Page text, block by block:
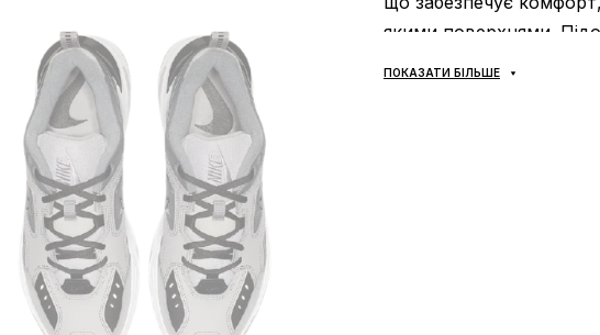
якими поверхнями.
ПОКАЗАТИ БІЛЬШЕ